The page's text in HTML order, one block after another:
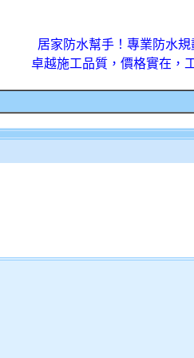
居家防水幫手！專業防水
卓越施工品質，價格實在，